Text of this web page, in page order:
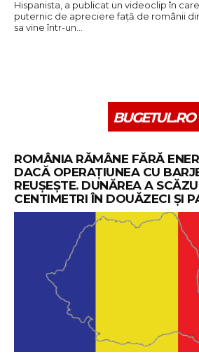
Hispanista, a publicat un videoclip în
puternic de apreciere față de românii
sa vine într-un…
BUGETUL.RO
ROMÂNIA RĂMÂNE FĂRĂ
DACĂ OPERAȚIUNEA CU
REUȘEȘTE. DUNĂREA A
CENTIMETRI ÎN DOUĂZECI ȘI